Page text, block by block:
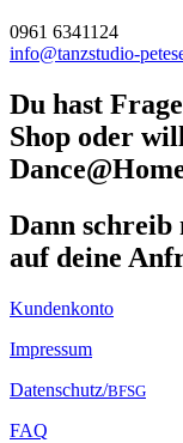
0961 6341124
info@tanzstudio-
Du hast
Shop oder
Dann
auf deine
Kundenkonto
Impressum
Datenschutz/BFSG
FAQ